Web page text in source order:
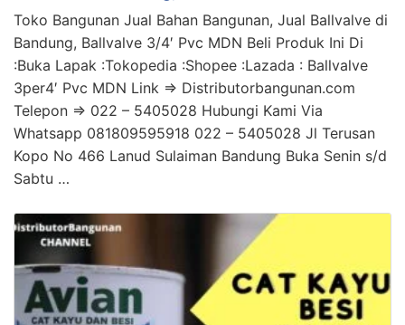
Toko Bangunan Jual Bahan Bangunan, Jual Ballvalve di
Bandung, Ballvalve 3/4′ Pvc MDN Beli Produk Ini Di
:Buka Lapak :Tokopedia :Shopee :Lazada : Ballvalve
3per4′ Pvc MDN Link => Distributorbangunan.com
Telepon => 022 – 5405028 Hubungi Kami Via
Whatsapp 081809595918 022 – 5405028 Jl Terusan
Kopo No 466 Lanud Sulaiman Bandung Buka Senin s/d
Sabtu …